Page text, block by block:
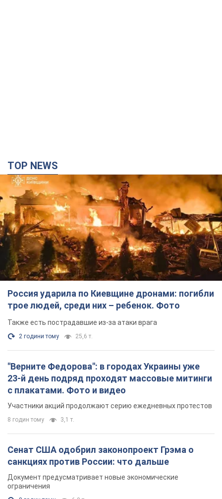
TOP NEWS
Россия ударила по Киевщине дронами: погибли
трое людей, среди них – ребенок. Фото
Также есть пострадавшие из-за атаки врага
2 години тому 25,6 т.
"Верните Федорова": в городах Украины уже
23-й день подряд проходят массовые митинги
с плакатами. Фото и видео
Участники акций продолжают серию ежедневных протестов
8 годин тому 3,1 т.
Сенат США одобрил законопроект Грэма о
санкциях против России: что дальше
Документ предусматривает новые экономические
ограничения